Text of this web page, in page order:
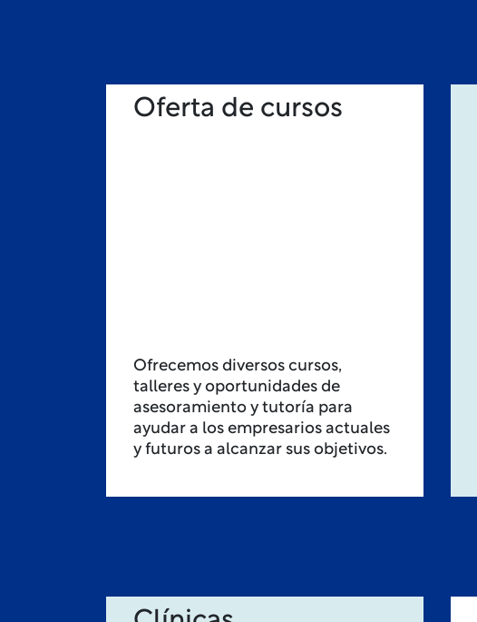
Oferta de cursos
Ofrecemos diversos cursos,
talleres y oportunidades de
asesoramiento y tutoría para
ayudar a los empresarios actuales
y futuros a alcanzar sus objetivos.